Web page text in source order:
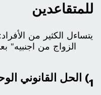
للمتقاعدين
يتساءل الكثير من
الزواج من اجنبيه"
1) الحل القانوني الوحيد (التسريح من الخدمة):